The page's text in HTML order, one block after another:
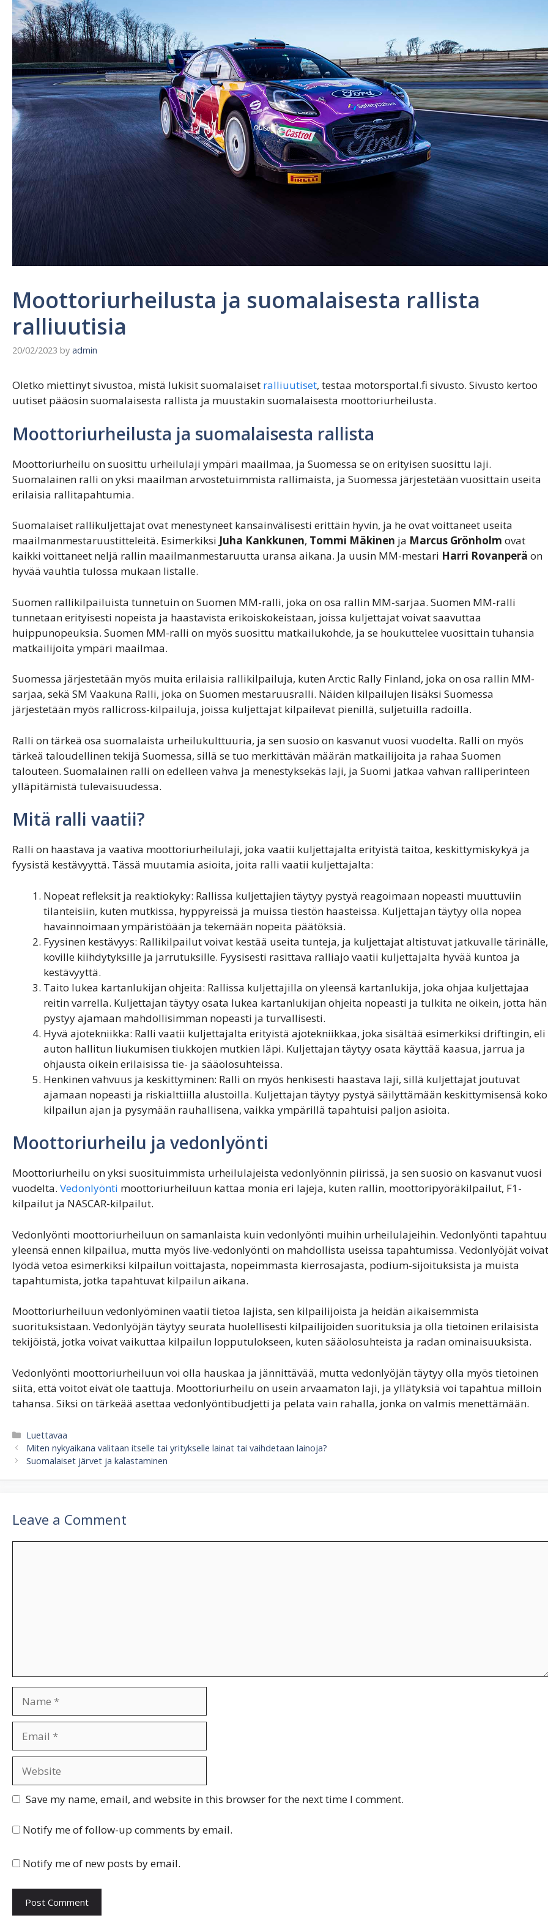
Moottoriurheilusta ja suomalaisesta rallista
ralliuutisia
20/02/2023 by admin
Oletko miettinyt sivustoa, mistä lukisit suomalaiset ralliuutiset, testaa motorsportal.fi sivusto. Sivusto kertoo
uutiset pääosin suomalaisesta rallista ja muustakin suomalaisesta moottoriurheilusta.
Moottoriurheilusta ja suomalaisesta rallista
Moottoriurheilu on suosittu urheilulaji ympäri maailmaa, ja Suomessa se on erityisen suosittu laji.
Suomalainen ralli on yksi maailman arvostetuimmista rallimaista, ja Suomessa järjestetään vuosittain useita
erilaisia rallitapahtumia.
Suomalaiset rallikuljettajat ovat menestyneet kansainvälisesti erittäin hyvin, ja he ovat voittaneet useita
maailmanmestaruustitteleitä. Esimerkiksi Juha Kankkunen, Tommi Mäkinen ja Marcus Grönholm ovat
kaikki voittaneet neljä rallin maailmanmestaruutta uransa aikana. Ja uusin MM-mestari Harri Rovanperä on
hyvää vauhtia tulossa mukaan listalle.
Suomen rallikilpailuista tunnetuin on Suomen MM-ralli, joka on osa rallin MM-sarjaa. Suomen MM-ralli
tunnetaan erityisesti nopeista ja haastavista erikoiskokeistaan, joissa kuljettajat voivat saavuttaa
huippunopeuksia. Suomen MM-ralli on myös suosittu matkailukohde, ja se houkuttelee vuosittain tuhansia
matkailijoita ympäri maailmaa.
Suomessa järjestetään myös muita erilaisia rallikilpailuja, kuten Arctic Rally Finland, joka on osa rallin MM-
sarjaa, sekä SM Vaakuna Ralli, joka on Suomen mestaruusralli. Näiden kilpailujen lisäksi Suomessa
järjestetään myös rallicross-kilpailuja, joissa kuljettajat kilpailevat pienillä, suljetuilla radoilla.
Ralli on tärkeä osa suomalaista urheilukulttuuria, ja sen suosio on kasvanut vuosi vuodelta. Ralli on myös
tärkeä taloudellinen tekijä Suomessa, sillä se tuo merkittävän määrän matkailijoita ja rahaa Suomen
talouteen. Suomalainen ralli on edelleen vahva ja menestyksekäs laji, ja Suomi jatkaa vahvan ralliperinteen
ylläpitämistä tulevaisuudessa.
Mitä ralli vaatii?
Ralli on haastava ja vaativa moottoriurheilulaji, joka vaatii kuljettajalta erityistä taitoa, keskittymiskykyä ja
fyysistä kestävyyttä. Tässä muutamia asioita, joita ralli vaatii kuljettajalta:
Nopeat refleksit ja reaktiokyky: Rallissa kuljettajien täytyy pystyä reagoimaan nopeasti muuttuviin
tilanteisiin, kuten mutkissa, hyppyreissä ja muissa tiestön haasteissa. Kuljettajan täytyy olla nopea
havainnoimaan ympäristöään ja tekemään nopeita päätöksiä.
Fyysinen kestävyys: Rallikilpailut voivat kestää useita tunteja, ja kuljettajat altistuvat jatkuvalle tärinälle,
koville kiihdytyksille ja jarrutuksille. Fyysisesti rasittava ralliajo vaatii kuljettajalta hyvää kuntoa ja
kestävyyttä.
Taito lukea kartanlukijan ohjeita: Rallissa kuljettajilla on yleensä kartanlukija, joka ohjaa kuljettajaa
reitin varrella. Kuljettajan täytyy osata lukea kartanlukijan ohjeita nopeasti ja tulkita ne oikein, jotta hän
pystyy ajamaan mahdollisimman nopeasti ja turvallisesti.
Hyvä ajotekniikka: Ralli vaatii kuljettajalta erityistä ajotekniikkaa, joka sisältää esimerkiksi driftingin, eli
auton hallitun liukumisen tiukkojen mutkien läpi. Kuljettajan täytyy osata käyttää kaasua, jarrua ja
ohjausta oikein erilaisissa tie- ja sääolosuhteissa.
Henkinen vahvuus ja keskittyminen: Ralli on myös henkisesti haastava laji, sillä kuljettajat joutuvat
ajamaan nopeasti ja riskialttiilla alustoilla. Kuljettajan täytyy pystyä säilyttämään keskittymisensä koko
kilpailun ajan ja pysymään rauhallisena, vaikka ympärillä tapahtuisi paljon asioita.
Moottoriurheilu ja vedonlyönti
Moottoriurheilu on yksi suosituimmista urheilulajeista vedonlyönnin piirissä, ja sen suosio on kasvanut vuosi
vuodelta. Vedonlyönti moottoriurheiluun kattaa monia eri lajeja, kuten rallin, moottoripyöräkilpailut, F1-
kilpailut ja NASCAR-kilpailut.
Vedonlyönti moottoriurheiluun on samanlaista kuin vedonlyönti muihin urheilulajeihin. Vedonlyönti tapahtuu
yleensä ennen kilpailua, mutta myös live-vedonlyönti on mahdollista useissa tapahtumissa. Vedonlyöjät voivat
lyödä vetoa esimerkiksi kilpailun voittajasta, nopeimmasta kierrosajasta, podium-sijoituksista ja muista
tapahtumista, jotka tapahtuvat kilpailun aikana.
Moottoriurheiluun vedonlyöminen vaatii tietoa lajista, sen kilpailijoista ja heidän aikaisemmista
suorituksistaan. Vedonlyöjän täytyy seurata huolellisesti kilpailijoiden suorituksia ja olla tietoinen erilaisista
tekijöistä, jotka voivat vaikuttaa kilpailun lopputulokseen, kuten sääolosuhteista ja radan ominaisuuksista.
Vedonlyönti moottoriurheiluun voi olla hauskaa ja jännittävää, mutta vedonlyöjän täytyy olla myös tietoinen
siitä, että voitot eivät ole taattuja. Moottoriurheilu on usein arvaamaton laji, ja yllätyksiä voi tapahtua milloin
tahansa. Siksi on tärkeää asettaa vedonlyöntibudjetti ja pelata vain rahalla, jonka on valmis menettämään.
Categories
Luettavaa
Miten nykyaikana valitaan itselle tai yritykselle lainat tai vaihdetaan lainoja?
Suomalaiset järvet ja kalastaminen
Leave a Comment
Save my name, email, and website in this browser for the next time I comment.
Notify me of follow-up comments by email.
Notify me of new posts by email.